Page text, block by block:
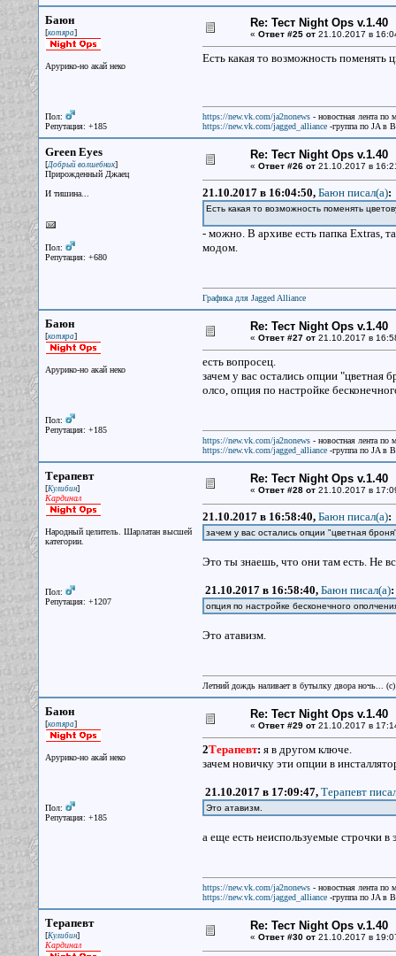
Баюн
[котяра]
Арурико-но акай неко
Пол:
Репутация: +185
Re: Тест Night Ops v.1.40
« Ответ #25 от21.10.2017 в
Есть какая то возможность поменять
https://new.vk.com/ja2nonews- новостная лента по
https://new.vk.com/jagged_alliance-группа по JA в
Green Eyes
[Добрый волшебник]
Прирожденный Джаец
И тишина...
Пол:
Репутация: +680
Re: Тест Night Ops v.1.40
« Ответ #26 от21.10.2017 в
21.10.2017 в 16:04:50, Баюн писал(a):
Есть какая то возможность поменять
- можно. В архиве есть папка Extras,
модом.
Графика для Jagged Alliance
Баюн
[котяра]
Арурико-но акай неко
Пол:
Репутация: +185
Re: Тест Night Ops v.1.40
« Ответ #27 от21.10.2017 в
есть вопросец.
зачем у вас остались опции "цветная
олсо, опция по настройке
https://new.vk.com/ja2nonews- новостная лента по
https://new.vk.com/jagged_alliance-группа по JA в
Терапевт
[Кулибин]
Кардинал
Народный целитель. Шарлатан высшей
категории.
Пол:
Репутация: +1207
Re: Тест Night Ops v.1.40
« Ответ #28 от21.10.2017 в
21.10.2017 в 16:58:40, Баюн писал(a):
зачем у вас остались опции "цветная
Это ты знаешь, что они там есть. Не
21.10.2017 в 16:58:40, Баюн писал(a):
опция по настройке бесконечного
Это атавизм.
Летний дождь наливает в бутылку двора ночь...
Баюн
[котяра]
Арурико-но акай неко
Пол:
Репутация: +185
Re: Тест Night Ops v.1.40
« Ответ #29 от21.10.2017 в
2Терапевт: я в другом ключе.
зачем новичку эти опции в
21.10.2017 в 17:09:47, Терапевт
Это атавизм.
а еще есть неиспользуемые строчки в
https://new.vk.com/ja2nonews- новостная лента по
https://new.vk.com/jagged_alliance-группа по JA в
Терапевт
[Кулибин]
Кардинал
Re: Тест Night Ops v.1.40
« Ответ #30 от21.10.2017 в